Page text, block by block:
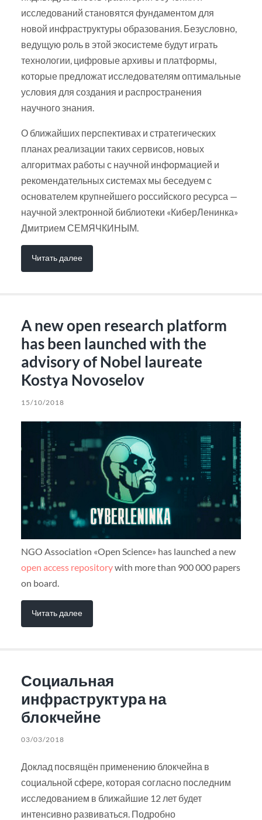
исследований становятся фундаментом для
новой инфраструктуры образования. Безусловно,
ведущую роль в этой экосистеме будут играть
технологии, цифровые архивы и платформы,
которые предложат исследователям оптимальные
условия для создания и распространения
научного знания.
О ближайших перспективах и стратегических
планах реализации таких сервисов, новых
алгоритмах работы с научной информацией и
рекомендательных системах мы беседуем с
основателем крупнейшего российского ресурса —
научной электронной библиотеки «КиберЛенинка»
Дмитрием СЕМЯЧКИНЫМ.
Читать далее
A new open research platform
has been launched with the
advisory of Nobel laureate
Kostya Novoselov
15/10/2018
NGO Association «Open Science» has launched a new
open access repositorywith more than 900 000 papers
on board.
Читать далее
Социальная
инфраструктура на
блокчейне
03/03/2018
Доклад посвящён применению блокчейна в
социальной сфере, которая согласно последним
исследованием в ближайшие 12 лет будет
интенсивно развиваться. Подробно